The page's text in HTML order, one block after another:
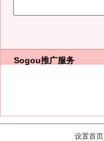
Sogou推广服务
设置首页